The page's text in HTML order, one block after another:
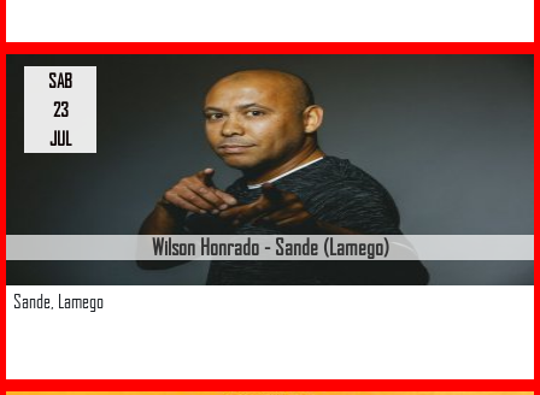
Wilson Honrado - Sande (Lamego)
Sande, Lamego
SAB
23
JUL